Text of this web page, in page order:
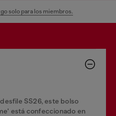
solo para los miembros.
SS26, este bolso
está confeccionado en